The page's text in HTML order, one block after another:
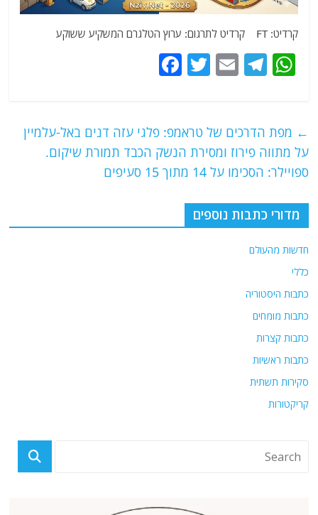
קרדיט: FT קרדיט לתרגום: ערוץ הטלגרם המשקיע ששוקע
W
s
A
p
p
T
g
ra
m
E
l
T
er
e
b
o
k
← מפת הדרכים של טראמפ: פלגי עזה דנים באל-עלמיין
על מתווה פירוז ומסירת הנשק הכבד תמורת שיקום.
ספויילר: הסכימו על 14 מתוך 15 סעיפים
מדורי כתבות נוספים
חדשות מהעולם
כללי
כתבות היסטוריה
כתבות מומחים
כתבות קצרות
כתבות ראשיות
סקירות תשתית
קריקטורות